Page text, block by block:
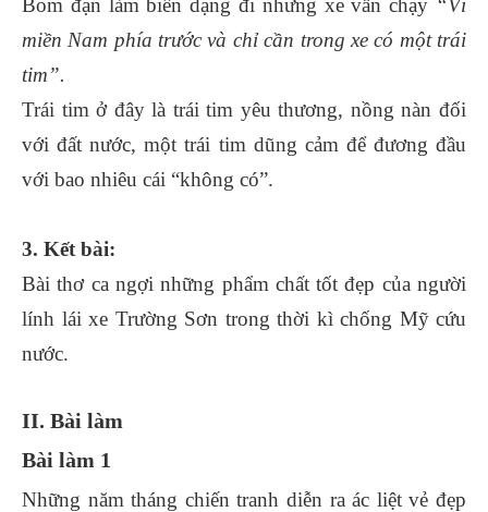
Bom đạn làm biến dạng đi nhưng xe vẫn chạy “Vì
miền Nam phía trước và chỉ cần trong xe có một trái
tim”.
Trái tim ở đây là trái tim yêu thương, nồng nàn đối
với đất nước, một trái tim dũng cảm để đương đầu
với bao nhiêu cái “không có”.
3. Kết bài:
Bài thơ ca ngợi những phẩm chất tốt đẹp của người
lính lái xe Trường Sơn trong thời kì chống Mỹ cứu
nước.
II. Bài làm
Bài làm 1
Những năm tháng chiến tranh diễn ra ác liệt vẻ đẹp